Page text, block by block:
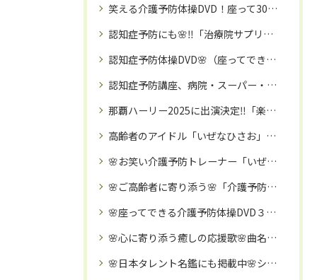
笑える介護予防体操DVD！座って30分、楽しく続く高齢者向け体操の決定版
認知症予防にも🌸‼️「治療院サプリ（健康補助食品）」🌺筋肉・関節・骨に栄養補給‼️
認知症予防体操DVD🌸（座ってできる楽しい３０分の介護予防体操DVD🌈）
認知症予防講座、病院・スーパー・などのイベントコラボにも🌈訪問「笑える❗️介護予防体操教室」で、笑顔で元気に🌸❗️❗️
那覇ハーリー2025に出演決定‼️「楽しい‼️介護予防体操教室」🌺講師：いぜなひさお
高齢者のアイドル「いぜなひさお」氏の、「笑える‼️介護予防体操教室」🌺とは
🌸お笑い介護予防トレーナー「いぜなひさお」氏の、「笑える‼️介護予防・リハビリ体操教室」が沖縄を拠点に、日本全国へ話題に🌸‼️
🌸ご高齢者に寄り添う🌸「介護予防タレント」いぜなひさお氏🌈
🌸座ってできる介護予防体操DVD３０分🌸
🌸心に寄り添う癒しの応援歌🌸曲名：泣いてもいいよ 歌唱：いぜなひさお🌺
🌸日本タレント名鑑にも掲載中🌸シニア・高齢者のアイドル「いぜなひさお」氏の魅力に迫る🌺！